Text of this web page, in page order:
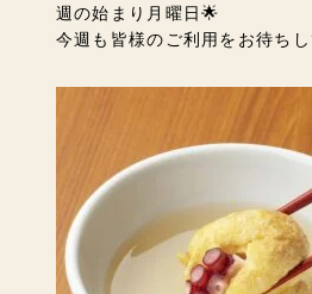
週の始まり月曜日🌟
今週も皆様のご利用をお待ち